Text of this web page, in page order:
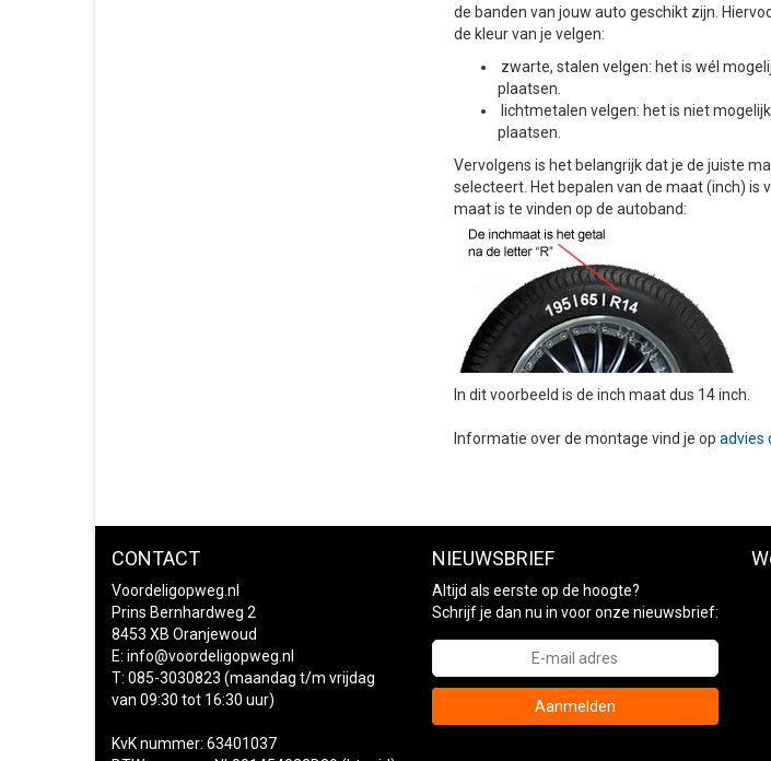
de banden van jouw auto geschikt zijn.
de kleur van je velgen:
zwarte, stalen velgen: het is wél
plaatsen.
lichtmetalen velgen: het is niet
plaatsen.
Vervolgens is het belangrijk dat je de juiste
selecteert. Het bepalen van de maat (inch) is
maat is te vinden op de autoband:
In dit voorbeeld is de inch maat dus 14 inch.
Informatie over de montage vind je op advies
CONTACT
Voordeligopweg.nl
Prins Bernhardweg 2
8453 XB Oranjewoud
E: info@voordeligopweg.nl
T: 085-3030823 (maandag t/m vrijdag
van 09:30 tot 16:30 uur)
KvK nummer: 63401037
NIEUWSBRIEF
Altijd als eerste op de hoogte?
Schrijf je dan nu in voor onze nieuwsbrief:
Aanmelden